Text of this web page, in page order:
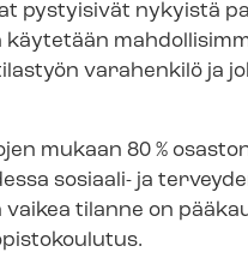
pystyisivät nykyistä
varahenkilö ja
mukaan 80 %
sosiaali- ja
tilanne on